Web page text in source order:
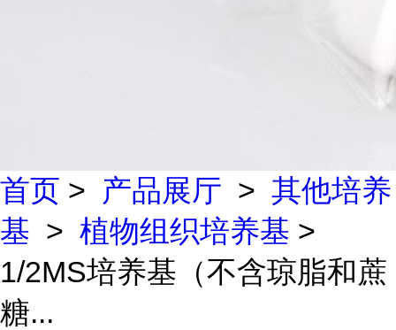
首页 > 产品展厅 > 其他培养
基 > 植物组织培养基 >
1/2MS培养基（不含琼脂和蔗
糖...